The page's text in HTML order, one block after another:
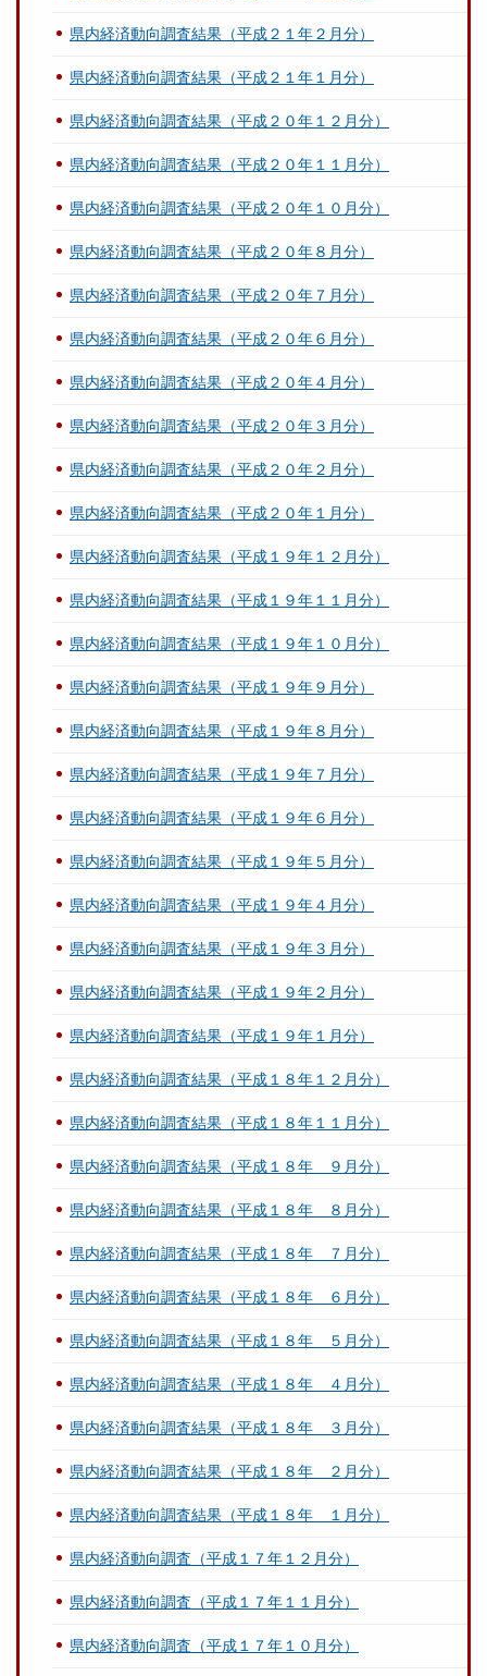
県内経済動向調査結果（平成２１年２月分）
県内経済動向調査結果（平成２１年１月分）
県内経済動向調査結果（平成２０年１２月分）
県内経済動向調査結果（平成２０年１１月分）
県内経済動向調査結果（平成２０年１０月分）
県内経済動向調査結果（平成２０年８月分）
県内経済動向調査結果（平成２０年７月分）
県内経済動向調査結果（平成２０年６月分）
県内経済動向調査結果（平成２０年４月分）
県内経済動向調査結果（平成２０年３月分）
県内経済動向調査結果（平成２０年２月分）
県内経済動向調査結果（平成２０年１月分）
県内経済動向調査結果（平成１９年１２月分）
県内経済動向調査結果（平成１９年１１月分）
県内経済動向調査結果（平成１９年１０月分）
県内経済動向調査結果（平成１９年９月分）
県内経済動向調査結果（平成１９年８月分）
県内経済動向調査結果（平成１９年７月分）
県内経済動向調査結果（平成１９年６月分）
県内経済動向調査結果（平成１９年５月分）
県内経済動向調査結果（平成１９年４月分）
県内経済動向調査結果（平成１９年３月分）
県内経済動向調査結果（平成１９年２月分）
県内経済動向調査結果（平成１９年１月分）
県内経済動向調査結果（平成１８年１２月分）
県内経済動向調査結果（平成１８年１１月分）
県内経済動向調査結果（平成１８年 ９月分）
県内経済動向調査結果（平成１８年 ８月分）
県内経済動向調査結果（平成１８年 ７月分）
県内経済動向調査結果（平成１８年 ６月分）
県内経済動向調査結果（平成１８年 ５月分）
県内経済動向調査結果（平成１８年 ４月分）
県内経済動向調査結果（平成１８年 ３月分）
県内経済動向調査結果（平成１８年 ２月分）
県内経済動向調査結果（平成１８年 １月分）
県内経済動向調査（平成１７年１２月分）
県内経済動向調査（平成１７年１１月分）
県内経済動向調査（平成１７年１０月分）